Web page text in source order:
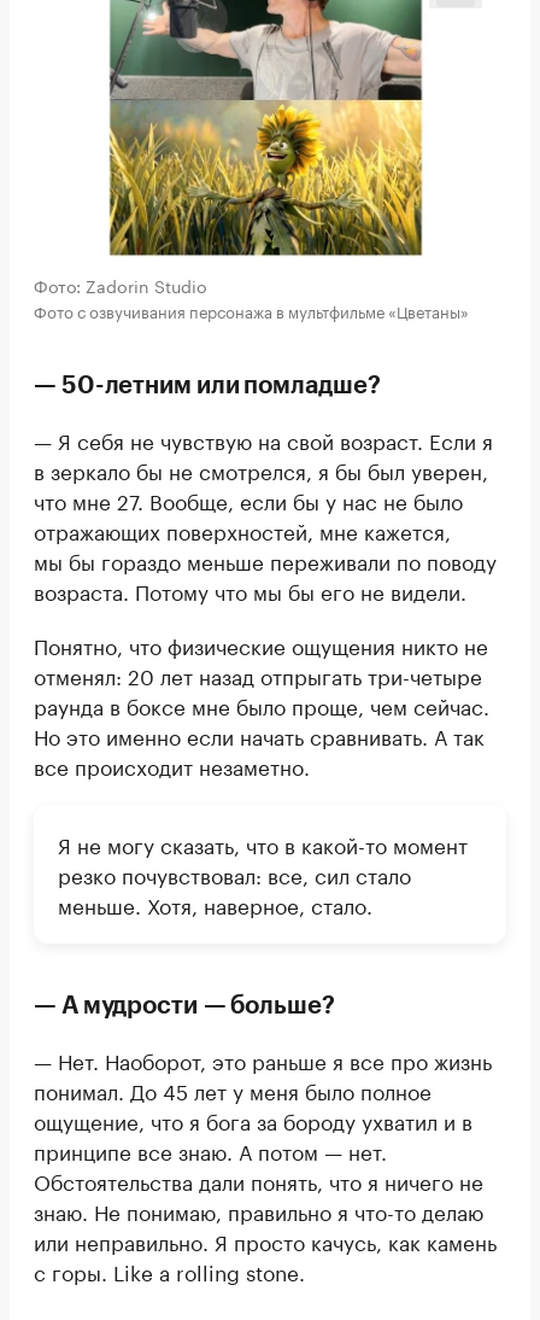
Фото: Zadorin Studio
Фото с озвучивания персонажа в мультфильме «Цветаны»
— 50-летним или помладше?
— Я себя не чувствую на свой возраст. Если я
в зеркало бы не смотрелся, я бы был уверен,
что мне 27. Вообще, если бы у нас не было
отражающих поверхностей, мне кажется,
мы бы гораздо меньше переживали по поводу
возраста. Потому что мы бы его не видели.
Понятно, что физические ощущения никто не
отменял: 20 лет назад отпрыгать три-четыре
раунда в боксе мне было проще, чем сейчас.
Но это именно если начать сравнивать. А так
все происходит незаметно.
Я не могу сказать, что в какой-то момент
резко почувствовал: все, сил стало
меньше. Хотя, наверное, стало.
— А мудрости — больше?
— Нет. Наоборот, это раньше я все про жизнь
понимал. До 45 лет у меня было полное
ощущение, что я бога за бороду ухватил и в
принципе все знаю. А потом — нет.
Обстоятельства дали понять, что я ничего не
знаю. Не понимаю, правильно я что-то делаю
или неправильно. Я просто качусь, как камень
с горы. Like a rolling stone.